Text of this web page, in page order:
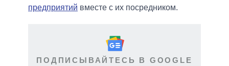
предприятий вместе с их посредником.
ПОДПИСЫВАЙТЕСЬ В GOOGLE